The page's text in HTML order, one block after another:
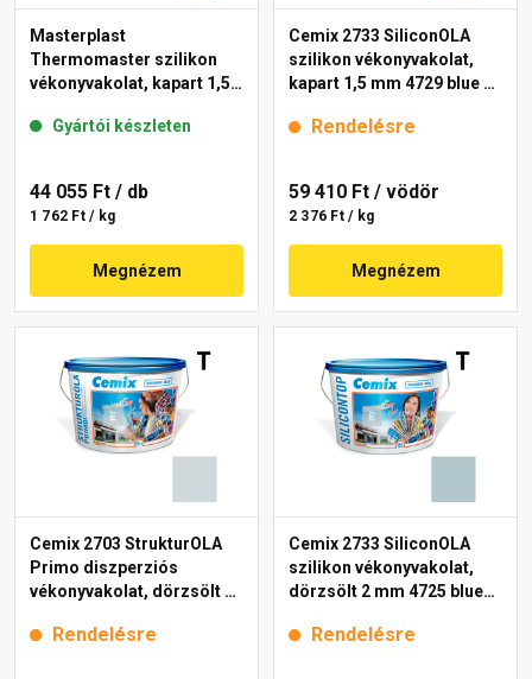
Masterplast
Thermomaster szilikon
vékonyvakolat, kapart 1,5
Gyártói készleten
44 055 Ft / db
1 762 Ft / kg
Megnézem
Cemix 2733 SiliconOLA
szilikon vékonyvakolat,
kapart 1,5 mm 4729 blue 25
Rendelésre
59 410 Ft / vödör
2 376 Ft / kg
Megnézem
Cemix 2703 StrukturOLA
Primo diszperziós
vékonyvakolat, dörzsölt 2
Rendelésre
Cemix 2733 SiliconOLA
szilikon vékonyvakolat,
dörzsölt 2 mm 4725 blue
Rendelésre